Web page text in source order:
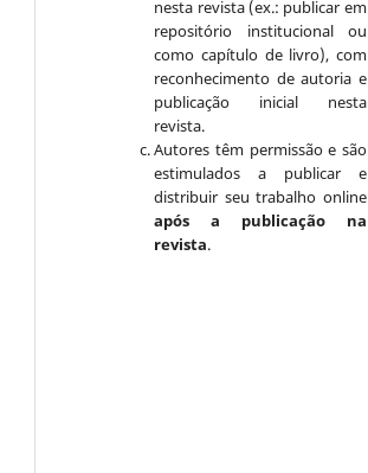
nesta revista (ex.: publicar em
repositório institucional ou
como capítulo de livro), com
reconhecimento de autoria e
publicação inicial nesta
revista.
Autores têm permissão e são
estimulados a publicar e
distribuir seu trabalho online
após a publicação na
revista.